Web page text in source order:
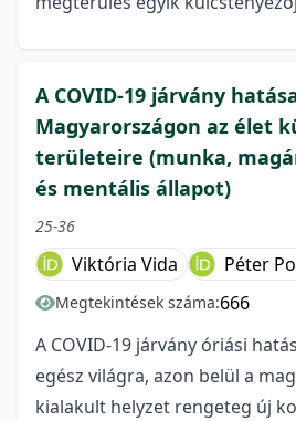
A COVID-19 járvány
Magyarországon az élet
területeire (munka,
és mentális állapot)
25-36
Viktória Vida Péter
Megtekintések száma:666
A COVID-19 járvány óriási
egész világra, azon belül a
kialakult helyzet rengeteg új